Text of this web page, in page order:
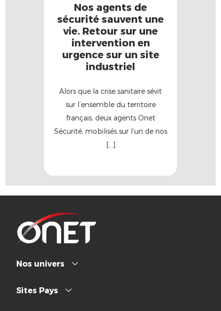
Nos agents de
sécurité sauvent une
vie. Retour sur une
intervention en
urgence sur un site
industriel
Alors que la crise sanitaire sévit
sur l’ensemble du territoire
français, deux agents Onet
Sécurité, mobilisés sur l’un de nos
[…]
Nos univers
Sites Pays